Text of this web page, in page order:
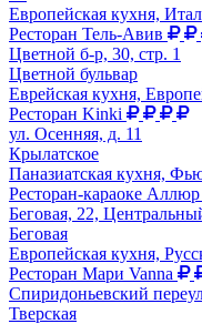
Европейская кухня,
Ресторан Тель-Авив
Цветной б-р, 30, стр. 1
Цветной бульвар
Еврейская кухня,
Ресторан Kinki
ул. Осенняя, д. 11
Крылатское
Паназиатская кухня,
Ресторан-караоке Аллюр
Беговая, 22,
Беговая
Европейская кухня,
Ресторан Мари Vanna
Спиридоньевский
Тверская